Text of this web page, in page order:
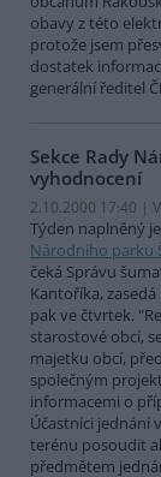
obavy z této
protože jsem
dostatek
generální ředitel
Sekce Rady
vyhodnocení
2.10.2000 17:40 |
Týden naplněný
Národního parku
čeká Správu
Kantoříka,
pak ve čtvrtek.
starostové obcí,
majetku obcí,
společným
informacemi o
Účastníci jednání
terénu posoudit
předmětem